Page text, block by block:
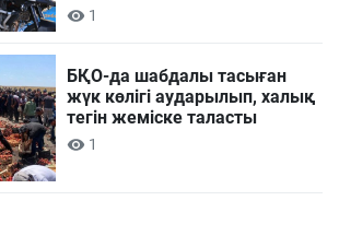
1
БҚО-да шабдалы тасыған
жүк көлігі аударылып, халық
тегін жеміске таласты
1